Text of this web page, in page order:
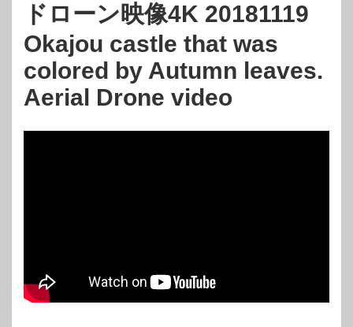
ドローン映像4K 20181119
Okajou castle that was
colored by Autumn leaves.
Aerial Drone video